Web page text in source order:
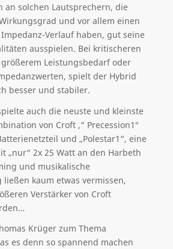
an solchen Lautsprechern, die
und vor allem einen
Verlauf haben, gut seine
ausspielen. Bei kritischeren
Leistungsbedarf oder
spielt der Hybrid
besser und stabiler.
auch die neuste und kleinste
von Croft ,“ Precession1″
und „Polestar1“, eine
„nur“ 2x 25 Watt an den Harbeth
und musikalische
ließen kaum etwas vermissen,
Verstärker von Croft
Krüger zum Thema
es denn so spannend machen